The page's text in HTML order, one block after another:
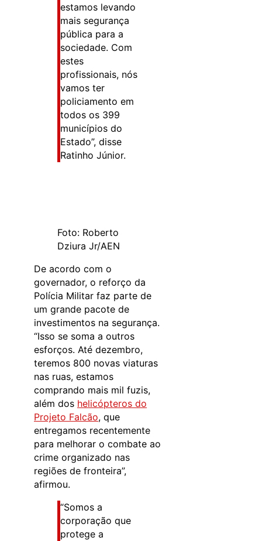
estamos levando
mais segurança
pública para a
sociedade. Com
estes
profissionais, nós
vamos ter
policiamento em
todos os 399
municípios do
Estado”, disse
Ratinho Júnior.
Foto: Roberto
Dziura Jr/AEN
De acordo com o
governador, o reforço da
Polícia Militar faz parte de
um grande pacote de
investimentos na segurança.
“Isso se soma a outros
esforços. Até dezembro,
teremos 800 novas viaturas
nas ruas, estamos
comprando mais mil fuzis,
além dos helicópteros do
Projeto Falcão, que
entregamos recentemente
para melhorar o combate ao
crime organizado nas
regiões de fronteira”,
afirmou.
“Somos a
corporação que
protege a